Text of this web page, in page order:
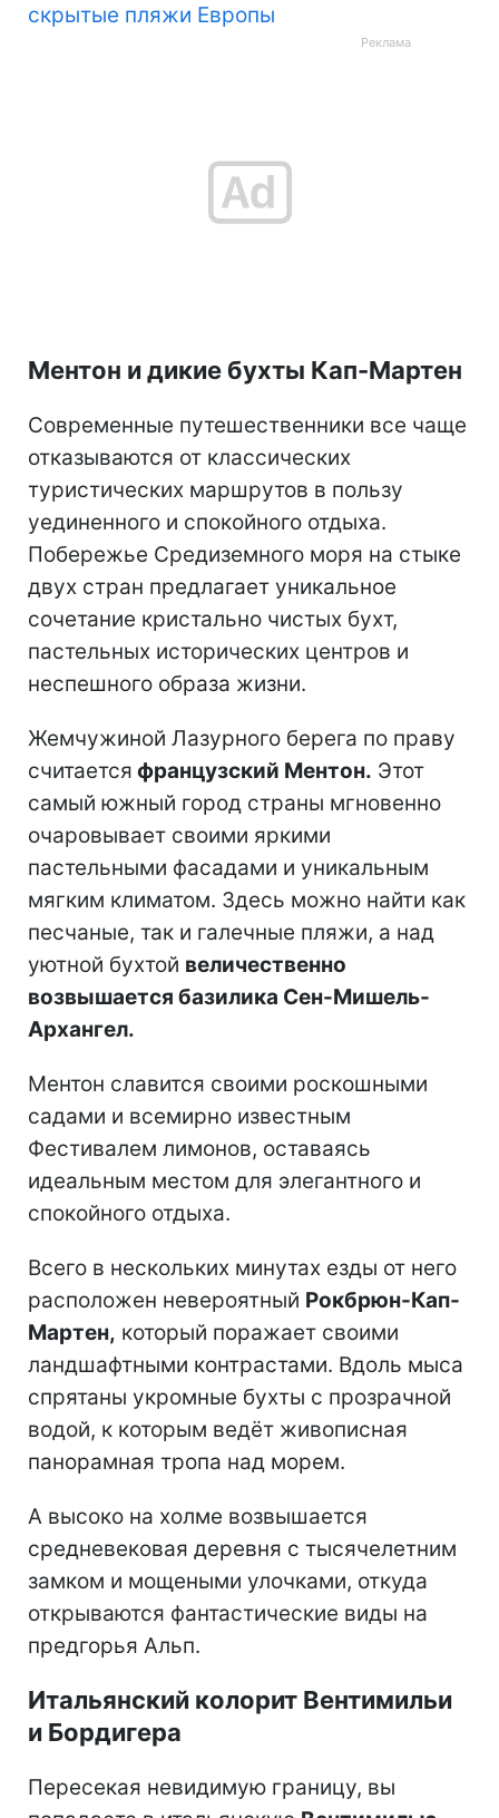
скрытые пляжи Европы
Ментон и дикие бухты Кап-Мартен
Современные путешественники все чаще
отказываются от классических
туристических маршрутов в пользу
уединенного и спокойного отдыха.
Побережье Средиземного моря на стыке
двух стран предлагает уникальное
сочетание кристально чистых бухт,
пастельных исторических центров и
неспешного образа жизни.
Жемчужиной Лазурного берега по праву
считается французский Ментон. Этот
самый южный город страны мгновенно
очаровывает своими яркими
пастельными фасадами и уникальным
мягким климатом. Здесь можно найти как
песчаные, так и галечные пляжи, а над
уютной бухтой величественно
возвышается базилика Сен-Мишель-
Архангел.
Ментон славится своими роскошными
садами и всемирно известным
Фестивалем лимонов, оставаясь
идеальным местом для элегантного и
спокойного отдыха.
Всего в нескольких минутах езды от него
расположен невероятный Рокбрюн-Кап-
Мартен, который поражает своими
ландшафтными контрастами. Вдоль мыса
спрятаны укромные бухты с прозрачной
водой, к которым ведёт живописная
панорамная тропа над морем.
А высоко на холме возвышается
средневековая деревня с тысячелетним
замком и мощеными улочками, откуда
открываются фантастические виды на
предгорья Альп.
Итальянский колорит Вентимильи
и Бордигера
Пересекая невидимую границу, вы